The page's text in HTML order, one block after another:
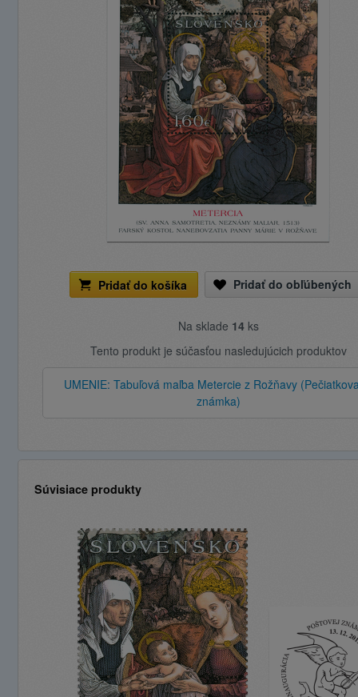
Pridať do košíka Pridať do obľúbených
Na sklade 14ks
Tento produkt je súčasťou nasledujúcich produktov
UMENIE: Tabuľová maľba Metercie z Rožňavy
známka)
Súvisiace produkty